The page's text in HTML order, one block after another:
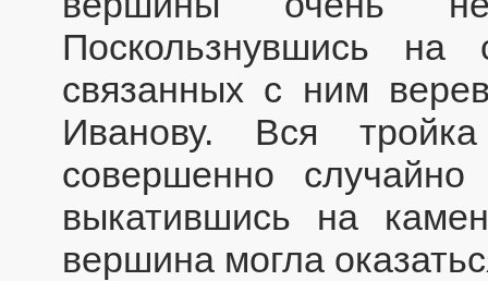
Поскользнувшись
связанных с ним
Иванову. Вся
совершенно
выкатившись на
вершина могла